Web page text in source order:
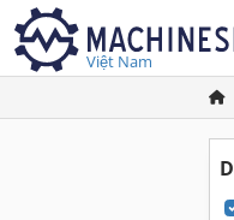
Việt Nam